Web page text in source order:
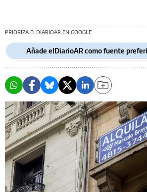
PRIORIZA ELDIARIOAR EN GOOGLE
Añade elDiarioAR como fuente